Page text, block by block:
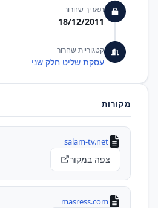
תאריך שחרור
18/12/2011
קטגוריית שחרור
עסקת שליט חלק שני
מקורות
salam-tv.net
צפה במקור
masress.com